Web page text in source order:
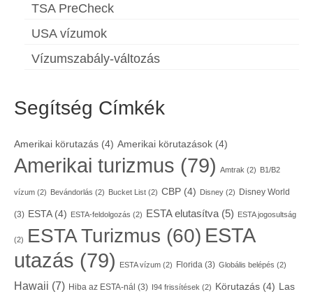
TSA PreCheck
USA vízumok
Vízumszabály-változás
Segítség Címkék
Amerikai körutazás (4) Amerikai körutazások (4)
Amerikai turizmus (79) Amtrak (2) B1/B2
vízum (2) Bevándorlás (2) Bucket List (2) CBP (4) Disney (2) Disney World
(3) ESTA(4) ESTA-feldolgozás (2) ESTA elutasítva (5) ESTA jogosultság
(2) ESTA Turizmus (60) ESTA
utazás (79) ESTA vízum (2) Florida (3) Globális belépés (2)
Hawaii (7) Hiba az ESTA-nál (3) I94 frissítések (2) Körutazás (4) Las